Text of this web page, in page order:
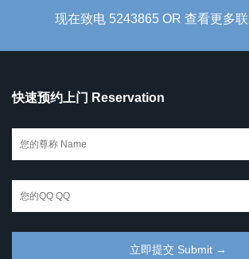
现在致电 5243865 OR 查看更多
快速预约上门 Reservation